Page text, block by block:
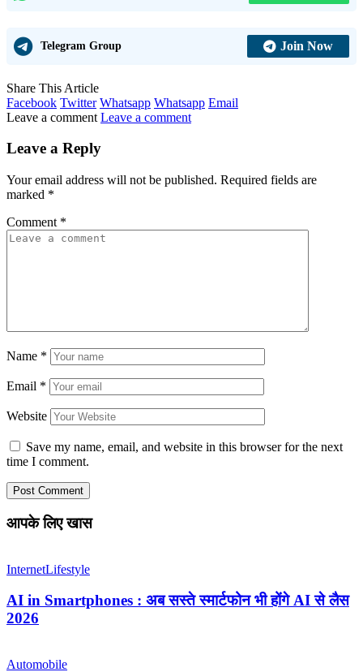
Telegram Group Join Now
Share This Article
Facebook Twitter Whatsapp Whatsapp Email
Leave a comment Leave a comment
Leave a Reply
Your email address will not be published. Required fields are
marked *
Comment *
Name *
Email *
Website
Save my name, email, and website in this browser for the next
time I comment.
आपके लिए खास
InternetLifestyle
AI in Smartphones : अब सस्ते स्मार्टफोन भी होंगे AI से लैस
2026
Automobile